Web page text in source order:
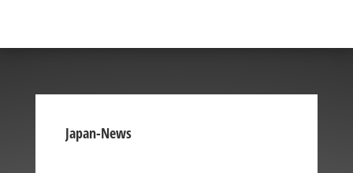
Japan-News